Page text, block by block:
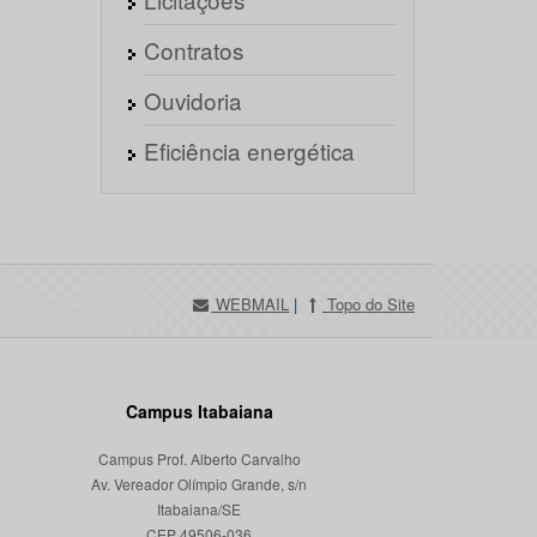
Contratos
Ouvidoria
Eficiência energética
WEBMAIL | Topo do Site
Campus Itabaiana
Campus Prof. Alberto Carvalho
Av. Vereador Olímpio Grande, s/n
Itabaiana/SE